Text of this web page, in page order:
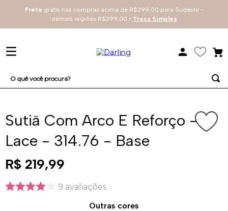
Frete grátis nas compras acima de R$299,00 para Sudeste -
demais regiões R$399,00 • Troca Simples
Sutiã Com Arco E Reforço -
Lace - 314.76 - Base
R$ 219,99
9 avaliações
Outras cores
1 º sutiã
2º renda
arco